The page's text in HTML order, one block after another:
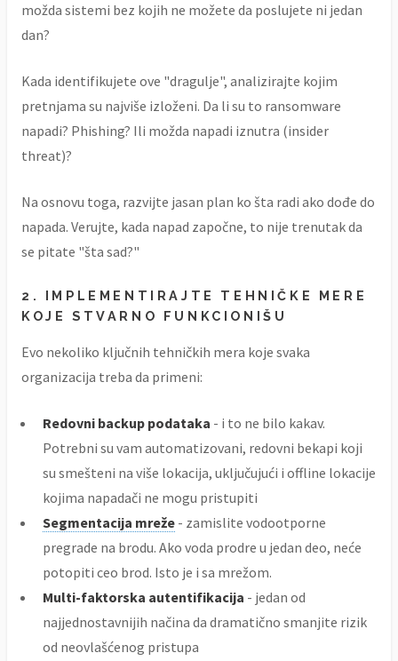
možda sistemi bez kojih ne možete da poslujete ni jedan
dan?
Kada identifikujete ove "dragulje", analizirajte kojim
pretnjama su najviše izloženi. Da li su to ransomware
napadi? Phishing? Ili možda napadi iznutra (insider
threat)?
Na osnovu toga, razvijte jasan plan ko šta radi ako dođe do
napada. Verujte, kada napad započne, to nije trenutak da
se pitate "šta sad?"
2. IMPLEMENTIRAJTE TEHNIČKE MERE
KOJE STVARNO FUNKCIONIŠU
Evo nekoliko ključnih tehničkih mera koje svaka
organizacija treba da primeni:
Redovni backup podataka - i to ne bilo kakav.
Potrebni su vam automatizovani, redovni bekapi koji
su smešteni na više lokacija, uključujući i offline lokacije
kojima napadači ne mogu pristupiti
Segmentacija mreže - zamislite vodootporne
pregrade na brodu. Ako voda prodre u jedan deo, neće
potopiti ceo brod. Isto je i sa mrežom.
Multi-faktorska autentifikacija - jedan od
najjednostavnijih načina da dramatično smanjite rizik
od neovlašćenog pristupa